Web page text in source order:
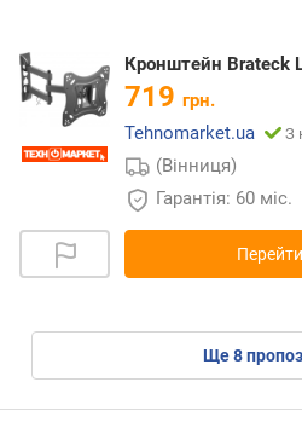
Кронштейн Brateck
719 грн.
Tehnomarket.ua
З
(Вінниця)
Гарантія: 60 міс.
ще8